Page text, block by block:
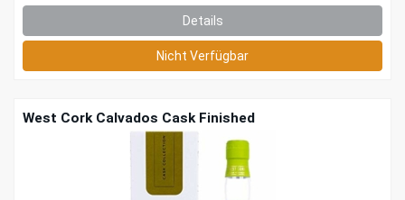
Details
Nicht Verfügbar
West Cork Calvados Cask Finished